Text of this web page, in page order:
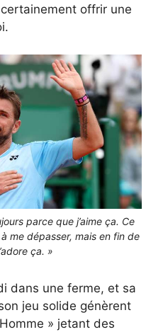
offrir une
parce que j’aime ça. Ce
me dépasser, mais en fin de
ça. »
dans une ferme, et sa
jeu solide génèrent
» jetant des